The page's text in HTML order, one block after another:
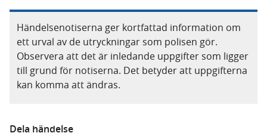
Händelsenotiserna ger kortfattad information om
ett urval av de utryckningar som polisen gör.
Observera att det är inledande uppgifter som ligger
till grund för notiserna. Det betyder att uppgifterna
kan komma att ändras.
Dela händelse